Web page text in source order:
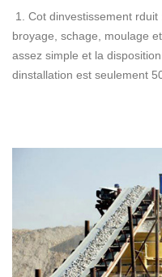
1. Cot dinvestissement
broyage, schage, moulage
assez simple et la
dinstallation est seulement